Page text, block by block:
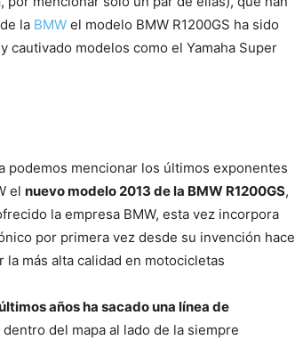
la BMW el modelo BMW R1200GS ha sido
cautivado modelos como el Yamaha Super
podemos mencionar los últimos exponentes
el nuevo modelo 2013 de la BMW R1200GS,
la empresa BMW, esta vez incorpora
por primera vez desde su invención hace
más alta calidad en motocicletas
años ha sacado una línea de
del mapa al lado de la siempre